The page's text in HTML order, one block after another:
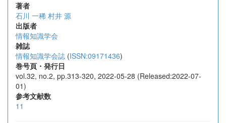
著者
石川 一稀 村井 源
出版者
情報知識学会
雑誌
情報知識学会誌 (ISSN:09171436)
巻号頁・発行日
vol.32, no.2, pp.313-320, 2022-05-28 (Released:2022-07-
01)
参考文献数
11